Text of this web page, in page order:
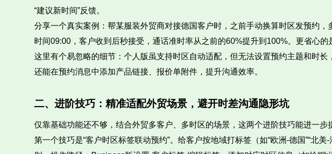
“建议新时间”反馈。
分享一个真实案例：帮某服装外贸商对接德国客户时，之前手动换算时区发预约
时间09:00，客户收到后秒接受，通话准时率从之前的60%提升到100%。更省心
这里有个易忽略的细节：个人版虽支持时区自动适配，但无法设置预约主题和时
还能在预约消息中添加产品链接、报价单附件，提升沟通效率。
二、进阶技巧：精准适配外贸场景，避开时差沟通隐形坑
仅靠基础功能还不够，结合外贸多客户、多时区的场景，这两个进阶技巧能进一步
第一个技巧是“客户时区标签联动预约”。给客户按地域打标签（如“欧洲-德国”“北